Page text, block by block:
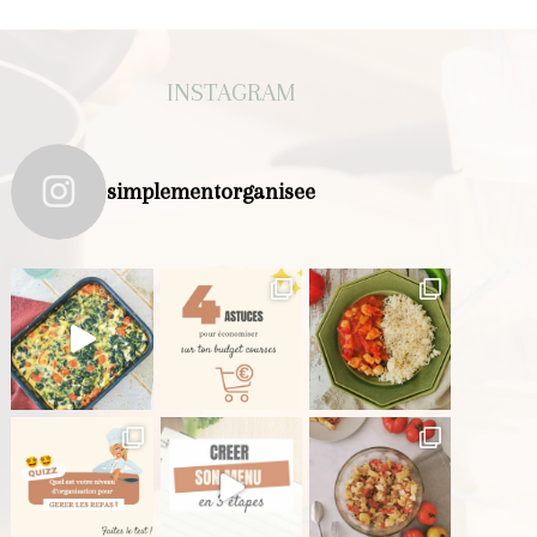
INSTAGRAM
simplementorganisee